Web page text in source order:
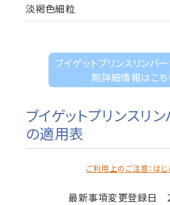
淡褐色細粒
ブイゲットプリンスリンバ
剤詳細情報はこち
ブイゲットプリンスリ
の適用表
ご利用上のご注意：は
最新事項変更登録日